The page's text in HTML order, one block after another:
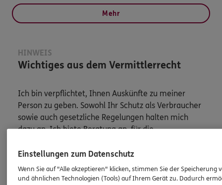
Mehr
HINWEIS
Wichtiges aus dem Vermittlerrecht
Ich bin verpflichtet, Ihnen Auskünfte zu meiner
Person zu geben. Sowohl Ihr Schutz als Verbraucher
sowie auch gesetzliche Regelungen halten mich
dazu an. Ich biete Beratung an, für die
ferner sonstige Zuwendungen.
Mehr Informationen
Einstellungen zum Datenschutz
Wenn Sie auf "Alle akzeptieren" klicken, stimmen Sie der Speicherung
und ähnlichen Technologien (Tools) auf Ihrem Gerät zu. Dadurch